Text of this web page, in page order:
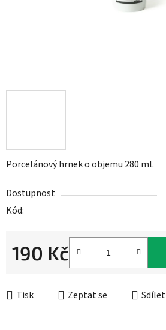
Porcelánový hrnek o objemu 280 ml.
Dostupnost
Kód:
190 Kč
Tisk Zeptat se Sdílet